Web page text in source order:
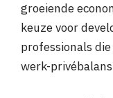
groeiende
keuze voor
professionals
werk-